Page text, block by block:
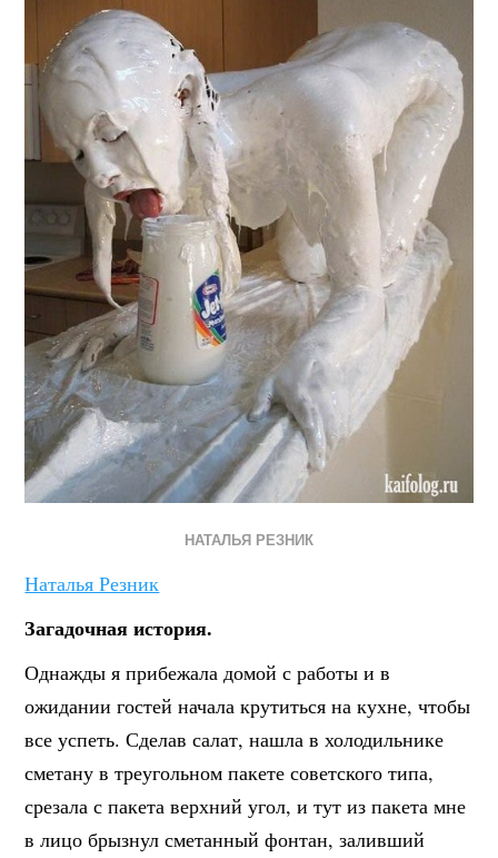
НАТАЛЬЯ РЕЗНИК
Наталья Резник
Загадочная история.
Однажды я прибежала домой с работы и в
ожидании гостей начала крутиться на кухне, чтобы
все успеть. Сделав салат, нашла в холодильнике
сметану в треугольном пакете советского типа,
срезала с пакета верхний угол, и тут из пакета мне
в лицо брызнул сметанный фонтан, заливший